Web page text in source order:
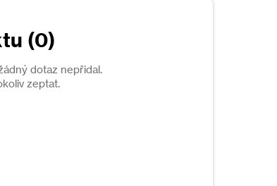
(0)
dotaz nepřidal.
zeptat.